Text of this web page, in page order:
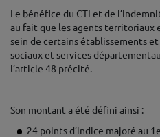
Le bénéfice du CTI et de
au fait que les agents territoriaux
sein de certains établissements
sociaux et services
l’article 48 précité.
Son montant a été défini ainsi :
24 points d’indice majoré au